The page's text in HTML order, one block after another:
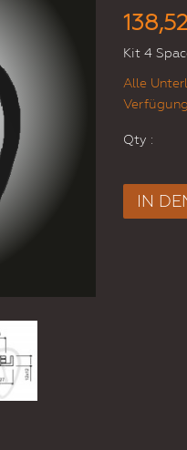
Kit 4
Alle
Qty :
IN